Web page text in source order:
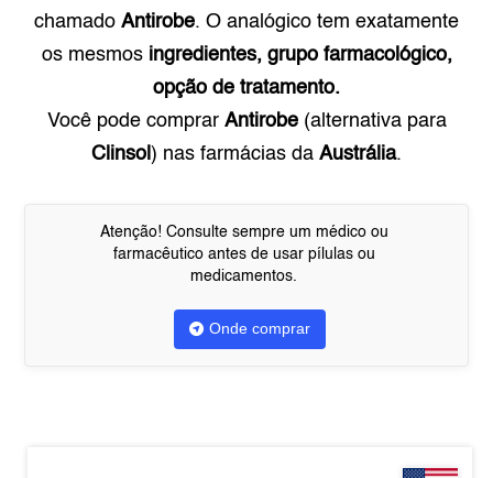
chamado Antirobe. O analógico tem exatamente
os mesmos ingredientes, grupo farmacológico,
opção de tratamento.
Você pode comprar Antirobe(alternativa para
Clinsol ) nas farmácias da Austrália.
Atenção! Consulte sempre um médico ou
farmacêutico antes de usar pílulas ou
medicamentos.
Onde comprar